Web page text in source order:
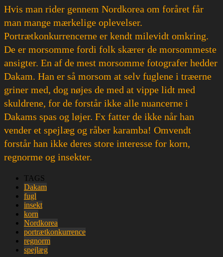
Hvis man rider gennem Nordkorea om foråret får
man mange mærkelige oplevelser.
Portrætkonkurrencerne er kendt milevidt omkring.
De er morsomme fordi folk skærer de morsommeste
ansigter. En af de mest morsomme fotografer hedder
Dakam. Han er så morsom at selv fuglene i træerne
griner med, dog nøjes de med at vippe lidt med
skuldrene, for de forstår ikke alle nuancerne i
Dakams spas og løjer. Fx fatter de ikke når han
vender et spejlæg og råber karamba! Omvendt
forstår han ikke deres store interesse for korn,
regnorme og insekter.
TAGS
Dakam
fugl
insekt
korn
Nordkorea
portrætkonkurrence
regnorm
spejlæg